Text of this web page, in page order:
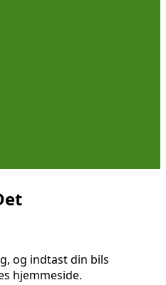
og indtast din bils
hjemmeside.